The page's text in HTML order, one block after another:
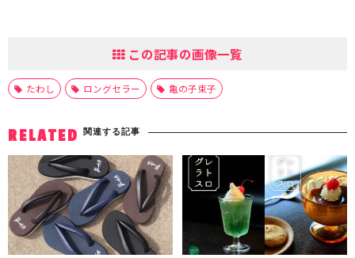
この記事の画像一覧
たわし ロングセラー 亀の子束子
RELATED 関連する記事